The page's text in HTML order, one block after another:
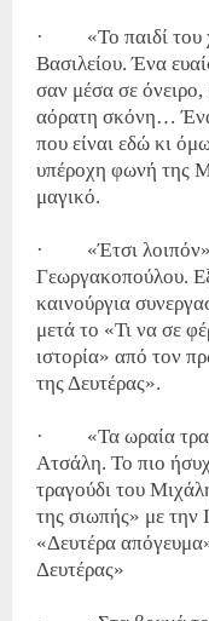
· «Το παιδί του
Βασιλείου. Ένα
σαν μέσα σε
αόρατη σκόνη… Ένα
που είναι εδώ κι
υπέροχη φωνή της
μαγικό.
· «Έτσι λοιπόν»
Γεωργακοπούλου.
καινούργια
μετά το «Τι να σε
ιστορία» από τον
της Δευτέρας».
· «Τα ωραία
Ατσάλη. Το πιο
τραγούδι του
της σιωπής» με την
«Δευτέρα
Δευτέρας»